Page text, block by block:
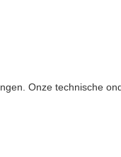
Onze technische